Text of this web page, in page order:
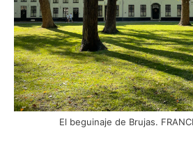
El beguinaje de Brujas.